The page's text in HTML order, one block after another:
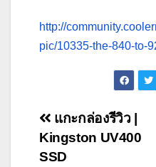
http://
pic/10335-the-840-to-
Post
navigation
แกะกล่องรีวิว |
Kingston UV400
SSD